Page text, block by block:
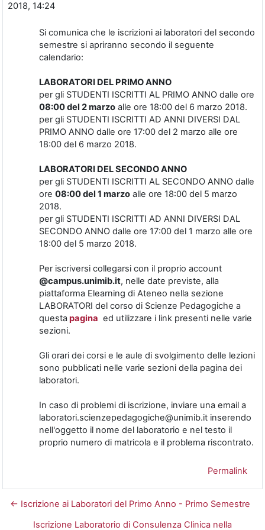
2018, 14:24
Si comunica che le iscrizioni ai laboratori del secondo
semestre si apriranno secondo il seguente
calendario:
LABORATORI DEL PRIMO ANNO
per gli STUDENTI ISCRITTI AL PRIMO ANNO dalle ore
08:00 del 2 marzo alle ore 18:00 del 6 marzo 2018.
per gli STUDENTI ISCRITTI AD ANNI DIVERSI DAL
PRIMO ANNO dalle ore 17:00 del 2 marzo alle ore
18:00 del 6 marzo 2018.
LABORATORI DEL SECONDO ANNO
per gli STUDENTI ISCRITTI AL SECONDO ANNO dalle
ore 08:00 del 1 marzo alle ore 18:00 del 5 marzo
2018.
per gli STUDENTI ISCRITTI AD ANNI DIVERSI DAL
SECONDO ANNO dalle ore 17:00 del 1 marzo alle ore
18:00 del 5 marzo 2018.
Per iscriversi collegarsi con il proprio account
@campus.unimib.it, nelle date previste, alla
piattaforma Elearning di Ateneo nella sezione
LABORATORI del corso di Scienze Pedagogiche a
questapagina ed utilizzare i link presenti nelle varie
sezioni.
Gli orari dei corsi e le aule di svolgimento delle lezioni
sono pubblicati nelle varie sezioni della pagina dei
laboratori.
In caso di problemi di iscrizione, inviare una email a
laboratori.scienzepedagogiche@unimib.it inserendo
nell'oggetto il nome del laboratorio e nel testo il
proprio numero di matricola e il problema riscontrato.
Permalink
← Iscrizione ai Laboratori del Primo Anno - Primo Semestre
Iscrizione Laboratorio di Consulenza Clinica nella